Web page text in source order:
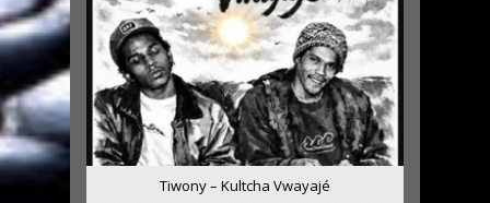
Tiwony – Kultcha Vwayajé